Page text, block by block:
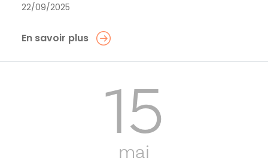
22/09/2025
En savoir plus
15
mai